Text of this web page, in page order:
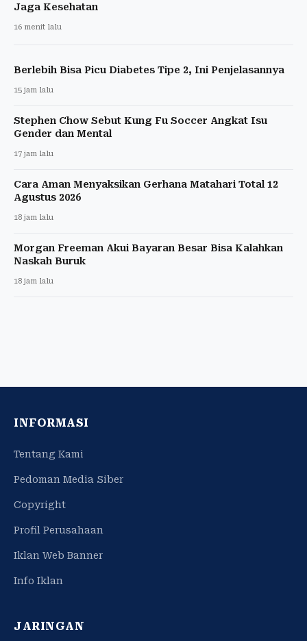
Jaga Kesehatan
16 menit lalu
Berlebih Bisa Picu Diabetes Tipe 2, Ini Penjelasannya
15 jam lalu
Stephen Chow Sebut Kung Fu Soccer Angkat Isu
Gender dan Mental
17 jam lalu
Cara Aman Menyaksikan Gerhana Matahari Total 12
Agustus 2026
18 jam lalu
Morgan Freeman Akui Bayaran Besar Bisa Kalahkan
Naskah Buruk
18 jam lalu
INFORMASI
Tentang Kami
Pedoman Media Siber
Copyright
Profil Perusahaan
Iklan Web Banner
Info Iklan
JARINGAN